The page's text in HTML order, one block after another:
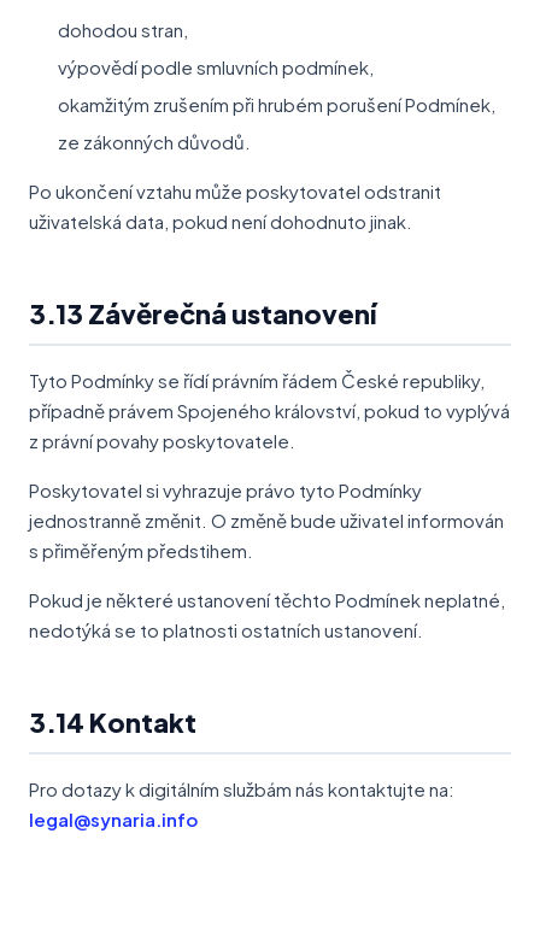
dohodou stran,
výpovědí podle smluvních podmínek,
okamžitým zrušením při hrubém porušení Podmínek,
ze zákonných důvodů.
Po ukončení vztahu může poskytovatel odstranit
uživatelská data, pokud není dohodnuto jinak.
3.13 Závěrečná ustanovení
Tyto Podmínky se řídí právním řádem České republiky,
případně právem Spojeného království, pokud to vyplývá
z právní povahy poskytovatele.
Poskytovatel si vyhrazuje právo tyto Podmínky
jednostranně změnit. O změně bude uživatel informován
s přiměřeným předstihem.
Pokud je některé ustanovení těchto Podmínek neplatné,
nedotýká se to platnosti ostatních ustanovení.
3.14 Kontakt
Pro dotazy k digitálním službám nás kontaktujte na:
legal@synaria.info